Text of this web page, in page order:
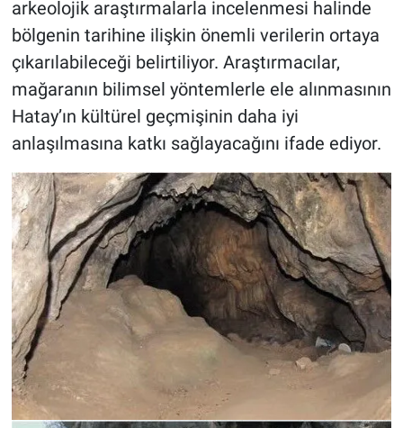
arkeolojik araştırmalarla incelenmesi halinde
bölgenin tarihine ilişkin önemli verilerin ortaya
çıkarılabileceği belirtiliyor. Araştırmacılar,
mağaranın bilimsel yöntemlerle ele alınmasının
Hatay’ın kültürel geçmişinin daha iyi
anlaşılmasına katkı sağlayacağını ifade ediyor.